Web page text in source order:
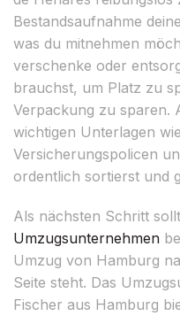
Bestandsaufnahme
was du mitnehmen
verschenke oder
brauchst, um Platz zu
Verpackung zu sparen.
wichtigen Unterlagen
Versicherungspolicen
ordentlich sortierst und
Als nächsten Schritt
Umzugsunternehmen
Umzug von Hamburg
Seite steht. Das
Fischer aus Hamburg